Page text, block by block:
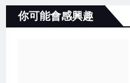
你可能會感興趣